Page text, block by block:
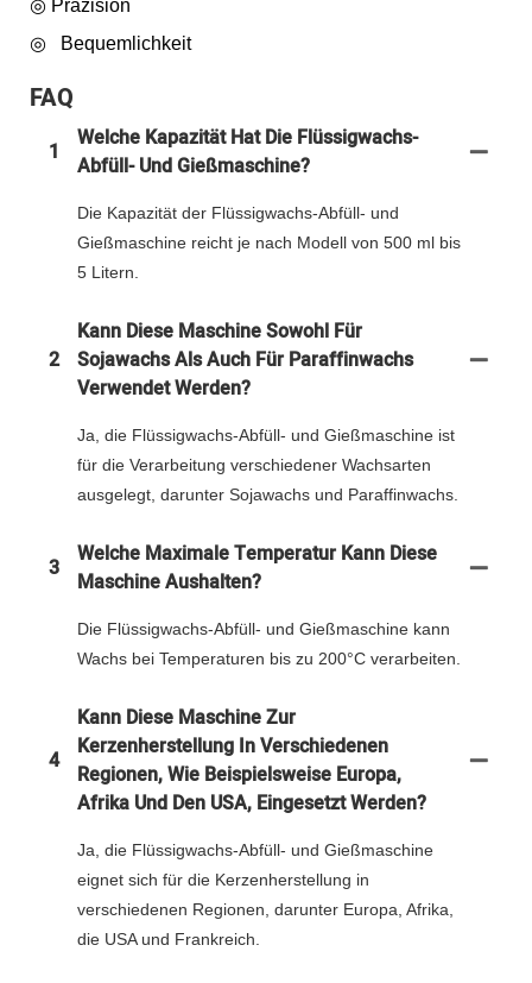
◎ Präzision
◎
Bequemlichkeit
FAQ
1
Welche Kapazität Hat Die Flüssigwachs-
Abfüll- Und Gießmaschine?
Die Kapazität der Flüssigwachs-Abfüll- und
Gießmaschine reicht je nach Modell von 500 ml bis
5 Litern.
2
Kann Diese Maschine Sowohl Für
Sojawachs Als Auch Für Paraffinwachs
Verwendet Werden?
Ja, die Flüssigwachs-Abfüll- und Gießmaschine ist
für die Verarbeitung verschiedener Wachsarten
ausgelegt, darunter Sojawachs und Paraffinwachs.
3
Welche Maximale Temperatur Kann Diese
Maschine Aushalten?
Die Flüssigwachs-Abfüll- und Gießmaschine kann
Wachs bei Temperaturen bis zu 200°C verarbeiten.
4
Kann Diese Maschine Zur
Kerzenherstellung In Verschiedenen
Regionen, Wie Beispielsweise Europa,
Afrika Und Den USA, Eingesetzt Werden?
Ja, die Flüssigwachs-Abfüll- und Gießmaschine
eignet sich für die Kerzenherstellung in
verschiedenen Regionen, darunter Europa, Afrika,
die USA und Frankreich.